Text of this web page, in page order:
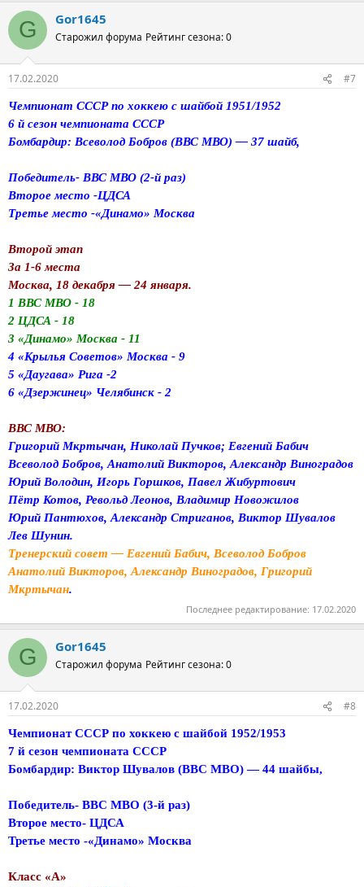
G Gor1645
Старожил форума Рейтинг сезона: 0
17.02.2020 #7
Чемпионат СССР по хоккею с шайбой 1951/1952
6 й сезон чемпионата СССР
Бомбардир: Всеволод Бобров (ВВС МВО) — 37 шайб,
Победитель- ВВС МВО (2-й раз)
Второе место -ЦДСА
Третье место -«Динамо» Москва
Второй этап
За 1-6 места
Москва, 18 декабря — 24 января.
1 ВВС МВО - 18
2 ЦДСА - 18
3 «Динамо» Москва - 11
4 «Крылья Советов» Москва - 9
5 «Даугава» Рига -2
6 «Дзержинец» Челябинск - 2
ВВС МВО:
Григорий Мкртычан, Николай Пучков; Евгений Бабич
Всеволод Бобров, Анатолий Викторов, Александр Виноградов
Юрий Володин, Игорь Горшков, Павел Жибуртович
Пётр Котов, Револьд Леонов, Владимир Новожилов
Юрий Пантюхов, Александр Стриганов, Виктор Шувалов
Лев Шунин.
Тренерский совет — Евгений Бабич, Всеволод Бобров
Анатолий Викторов, Александр Виноградов, Григорий
Мкртычан.
Последнее редактирование: 17.02.2020
G Gor1645
Старожил форума Рейтинг сезона: 0
17.02.2020 #8
Чемпионат СССР по хоккею с шайбой 1952/1953
7 й сезон чемпионата СССР
Бомбардир: Виктор Шувалов (ВВС МВО) — 44 шайбы,
Победитель- ВВС МВО (3-й раз)
Второе место- ЦДСА
Третье место -«Динамо» Москва
Класс «А»